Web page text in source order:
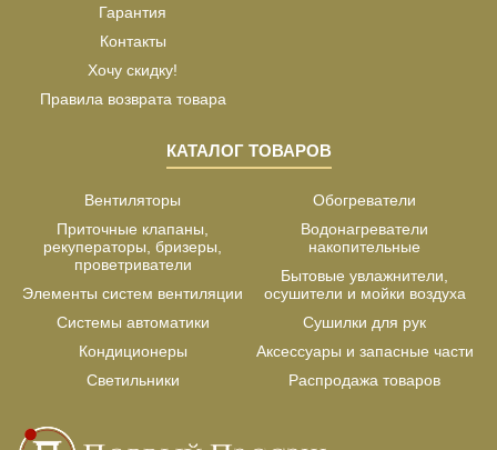
Гарантия
Контакты
Хочу скидку!
Правила возврата товара
КАТАЛОГ ТОВАРОВ
Вентиляторы
Приточные клапаны,
рекуператоры, бризеры,
проветриватели
Элементы систем вентиляции
Системы автоматики
Кондиционеры
Светильники
Обогреватели
Водонагреватели
накопительные
Бытовые увлажнители,
осушители и мойки воздуха
Сушилки для рук
Аксессуары и запасные части
Распродажа товаров